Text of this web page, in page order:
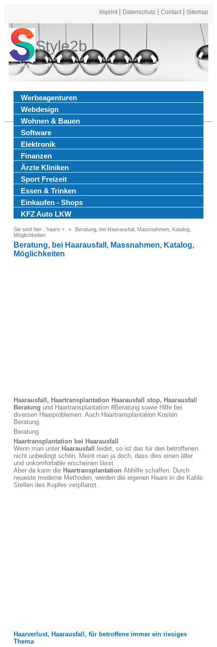
Imprint Datenschutz Contact Sitemap
Style2b
Werbeagenturen
Webdesign
Wohnen & Bauen
Software
Elektronik
Finanzen
Ärzte Kliniken
Sport Freizeit
Essen & Trinken
Einkaufen - Shops
KFZ Auto LKW
Sie sind hier : haare >
Beratung, bei Haarausfall, Massnahmen, Katalog,
Möglichkeiten
Beratung, bei Haarausfall, Massnahmen, Katalog,
Möglichkeiten
Haarausfall, Haartransplantation Haarausfall stop, Haarausfall
Beratung und Haartransplantation #Beratung sowie Hilfe bei
diversen Haarproblemen. Auch Haartransplantation Kosten
Beratung.
Beratung
Haartransplantation bei Haarausfall
Wenn man unter Haarausfall
leidet, so ist das für den betroffenen
nicht unbedingt schön. Meint man ja doch, dass dies einen älter
und unkomfortable erscheinen lässt.
Aber da kann die Haartransplantation Abhilfe schaffen. Durch
neueste moderne Methoden, werden die eigenen Haare in die Kahle
Stellen des Kopfes verpflanzt.
Haarverlust, Haarausfall, für betroffene immer ein riesiges
Thema